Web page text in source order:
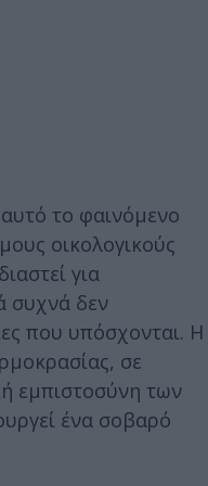
αυτό το φαινόμενο
οικολογικούς
για
συχνά δεν
που υπόσχονται. Η
σε
εμπιστοσύνη των
ένα σοβαρό